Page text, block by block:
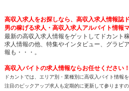
高収入求人をお探しなら、高収入求人情報誌
男の稼げる求人・高収入求人アルバイト情報
最新の高収入求人情報をゲットしてドカント稼
求人情報の他、特集やインタビュー、グラビ
報も・・・。
高収入バイトの求人情報ならお任せください！
ドカントでは、エリア別・業種別に高収入バイト情報
注目のピックアップ求人も定期的に更新して参ります